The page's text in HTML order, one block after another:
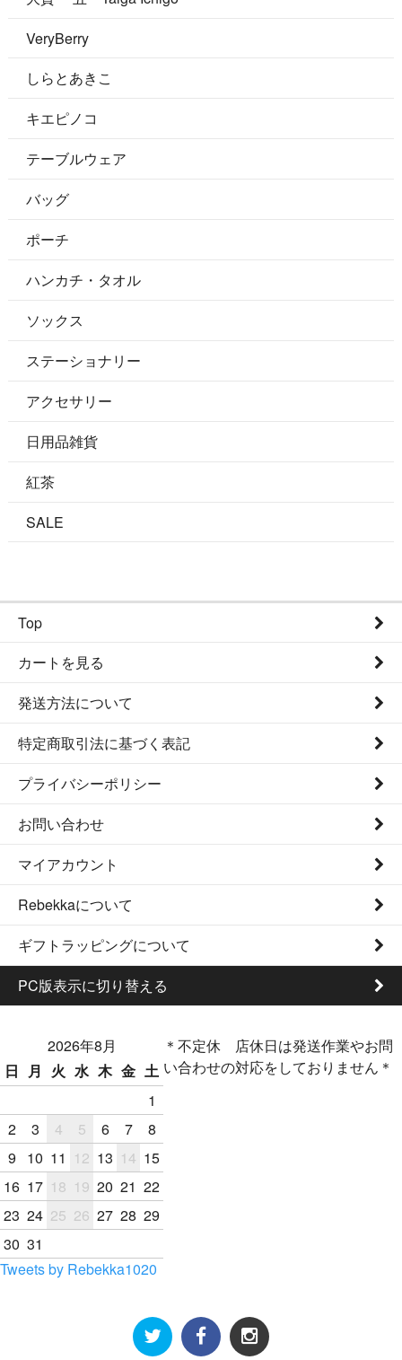
VeryBerry
しらとあきこ
キエピノコ
テーブルウェア
バッグ
ポーチ
ハンカチ・タオル
ソックス
ステーショナリー
アクセサリー
日用品雑貨
紅茶
SALE
Top
カートを見る
発送方法について
特定商取引法に基づく表記
プライバシーポリシー
お問い合わせ
マイアカウント
Rebekkaについて
ギフトラッピングについて
PC版表示に切り替える
2026年8月
日
月 火 水 木 金 土
1
2
3 4 5 6 7
8
9
10 11 12 13 14 15
16 17 18 19 20 21 22
23 24 25 26 27 28 29
30 31
＊不定休 店休日は発送作業やお問
い合わせの対応をしておりません＊
Tweets by Rebekka1020